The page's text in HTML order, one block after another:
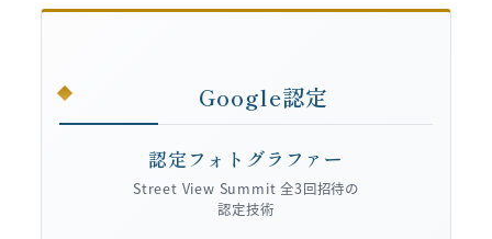
Google認定
認定フォトグラファー
Street View Summit 全3回招待の
認定技術